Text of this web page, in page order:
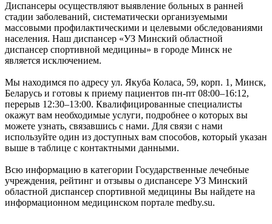
Диспансеры осуществляют выявление больных в ранней
стадии заболеваний, систематически организуемыми
массовыми профилактическими и целевыми обследованиями
населения. Наш диспансер «УЗ Минский областной
диспансер спортивной медицины» в городе Минск не
является исключением.
Мы находимся по адресу ул. Якуба Коласа, 59, корп. 1, Минск,
Беларусь и готовы к приему пациентов пн-пт 08:00–16:12,
перерыв 12:30–13:00. Квалифицированные специалисты
окажут вам необходимые услуги, подробнее о которых вы
можете узнать, связавшись с нами. Для связи с нами
используйте один из доступных вам способов, который указан
выше в таблице с контактными данными.
Всю информацию в категории Государственные лечебные
учреждения, рейтинг и отзывы о диспансере УЗ Минский
областной диспансер спортивной медицины Вы найдете на
информационном медицинском портале medby.su.